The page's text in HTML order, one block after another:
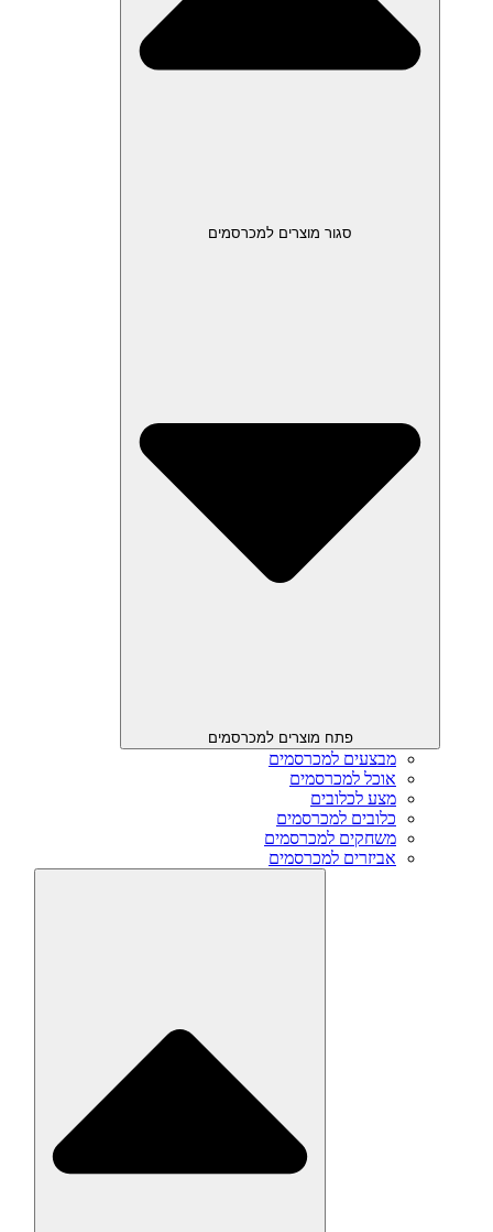
סגור מוצרים למכרסמים
פתח מוצרים למכרסמים
מבצעים למכרסמים
אוכל למכרסמים
מצע לכלובים
כלובים למכרסמים
משחקים למכרסמים
אביזרים למכרסמים